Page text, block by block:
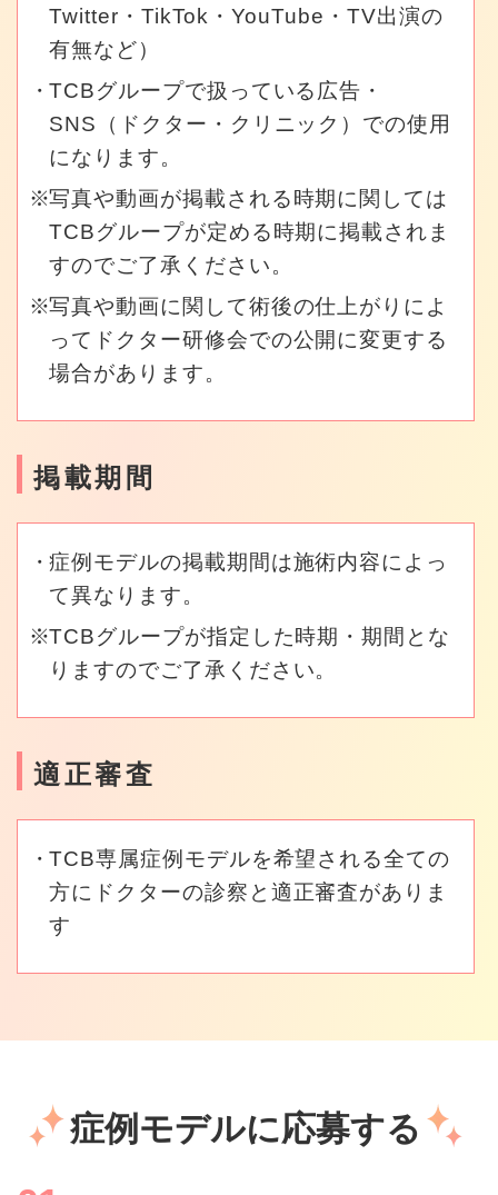
Twitter・TikTok・YouTube・TV出演の
有無など）
TCBグループで扱っている広告・
SNS（ドクター・クリニック）での使用
になります。
写真や動画が掲載される時期に関しては
TCBグループが定める時期に掲載されま
すのでご了承ください。
写真や動画に関して術後の仕上がりによ
ってドクター研修会での公開に変更する
場合があります。
掲載期間
症例モデルの掲載期間は施術内容によっ
て異なります。
TCBグループが指定した時期・期間とな
りますのでご了承ください。
適正審査
TCB専属症例モデルを希望される全ての
方にドクターの診察と適正審査がありま
す
症例モデルに応募する